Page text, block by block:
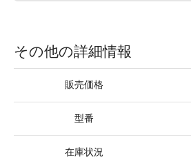
その他の詳細情報
販売価格
型番
在庫状況